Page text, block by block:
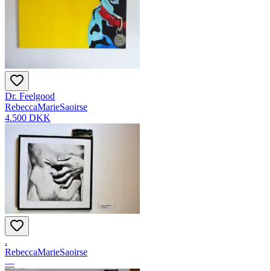
Dr. Feelgood
RebeccaMarieSaoirse
4.500 DKK
.
RebeccaMarieSaoirse
—